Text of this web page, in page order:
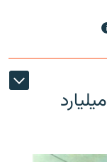
بانک مرکزی ایران گم شدن ۹ میلیارد